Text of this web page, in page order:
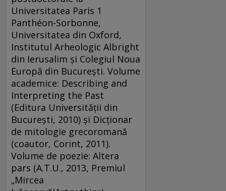
Universitatea Paris 1
Panthéon-Sorbonne,
Universitatea din Oxford,
Institutul Arheologic Albright
din Ierusalim și Colegiul Noua
Europă din București. Volume
academice: Describing and
Interpreting the Past
(Editura Universității din
Bucureşti, 2010) și Dicţionar
de mitologie grecoromană
(coautor, Corint, 2011).
Volume de poezie: Altera
pars (A.T.U., 2013, Premiul
„Mircea